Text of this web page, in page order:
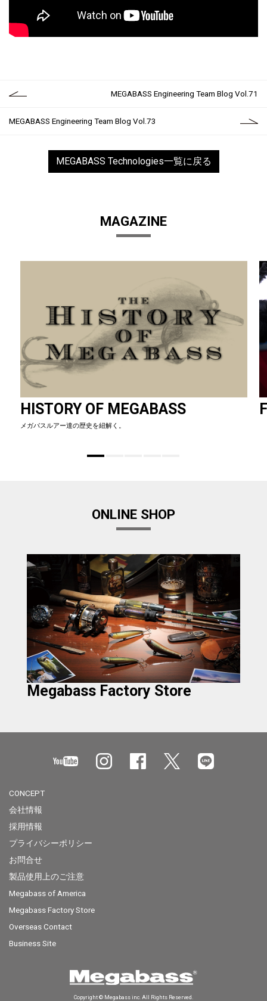
MEGABASS Engineering Team Blog Vol.71
MEGABASS Engineering Team Blog Vol.73
MEGABASS Technologies一覧に戻る
MAGAZINE
HISTORY OF MEGABASS
メガバスルアー達の歴史を紐解く。
ONLINE SHOP
Megabass Factory Store
CONCEPT
会社情報
採用情報
プライバシーポリシー
お問合せ
製品使用上のご注意
Megabass of America
Megabass Factory Store
Overseas Contact
Business Site
Copyright © Megabass inc. All Rights Reserved.